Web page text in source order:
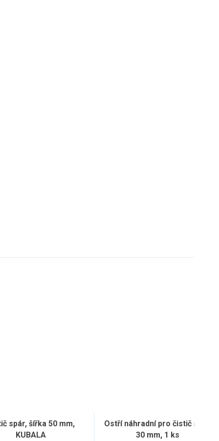
spár, šířka 50 mm,
KUBALA
Ostří náhradní pro čistič spár,
30 mm, 1 ks